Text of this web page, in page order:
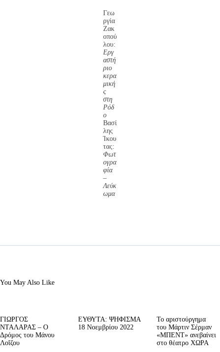
Γεω
ργία
Ζακ
οπού
λου:
Εργ
αστή
ριο
κερα
μική
ς
στη
Ρόδ
ο
Βασί
λης
Ίκου
τας:
Φωτ
ογρα
φία
–
Λεύκ
ωμα
You May Also Like
ΓΙΩΡΓΟΣ
ΝΤΑΛΑΡΑΣ – Ο
Δρόμος του Μάνου
Λοΐζου
ΕΥΘΥΤΑ: ΨΗΦΙΣΜΑ
18 Νοεμβρίου 2022
Το αριστούργημα
του Μάρτιν Σέρμαν
«ΜΠΕΝΤ» ανεβαίνει
στο θέατρο ΧΩΡΑ